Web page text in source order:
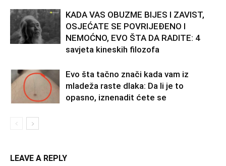
KADA VAS OBUZME BIJES I ZAVIST,
OSJEĆATE SE POVRIJEĐENO I
NEMOĆNO, EVO ŠTA DA RADITE: 4
savjeta kineskih filozofa
Evo šta tačno znači kada vam iz
mladeža raste dlaka: Da li je to
opasno, iznenadit ćete se
LEAVE A REPLY